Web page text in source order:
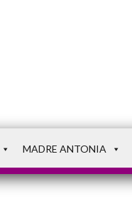
MADRE ANTONIA